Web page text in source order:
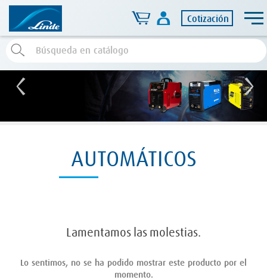
Cotización
AUTOMÁTICOS
Lamentamos las molestias.
Lo sentimos, no se ha podido mostrar este producto por el
momento.